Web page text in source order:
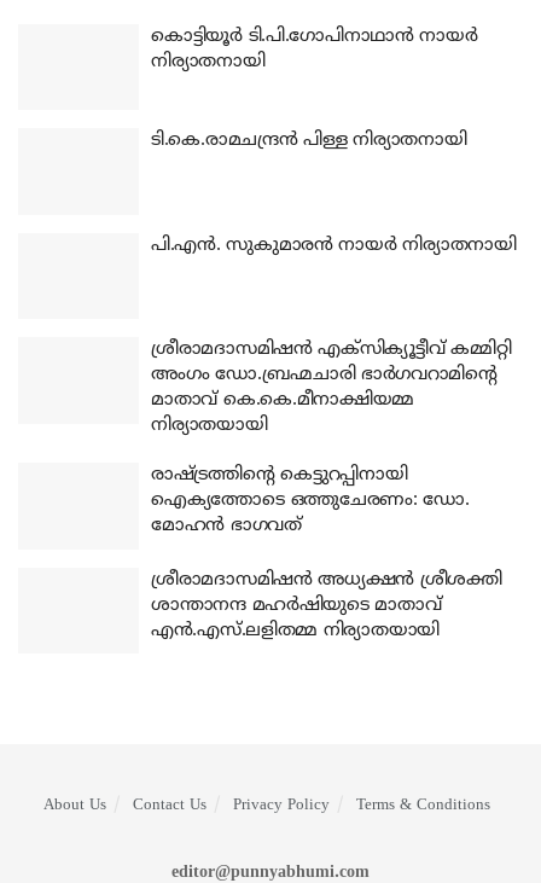
കൊട്ടിയൂര്‍ ടി.പി.ഗോപിനാഥാന്‍ നായര്‍
നിര്യാതനായി
ടി.കെ.രാമചന്ദ്രന്‍ പിള്ള നിര്യാതനായി
പി.എന്‍. സുകുമാരന്‍ നായര്‍ നിര്യാതനായി
ശ്രീരാമദാസമിഷന്‍ എക്‌സിക്യൂട്ടീവ് കമ്മിറ്റി
അംഗം ഡോ.ബ്രഹ്മചാരി ഭാര്‍ഗവറാമിന്റെ
മാതാവ് കെ.കെ.മീനാക്ഷിയമ്മ
നിര്യാതയായി
രാഷ്ട്രത്തിന്റെ കെട്ടുറപ്പിനായി
ഐക്യത്തോടെ ഒത്തുചേരണം: ഡോ.
മോഹന്‍ ഭാഗവത്
ശ്രീരാമദാസമിഷന്‍ അധ്യക്ഷന്‍ ശ്രീശക്തി
ശാന്താനന്ദ മഹര്‍ഷിയുടെ മാതാവ്
എന്‍.എസ്.ലളിതമ്മ നിര്യാതയായി
About Us Contact Us Privacy Policy Terms & Conditions
editor@punnyabhumi.com